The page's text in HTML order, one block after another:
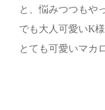
と、悩みつつもや
でも大人可愛いK
とても可愛いマカ